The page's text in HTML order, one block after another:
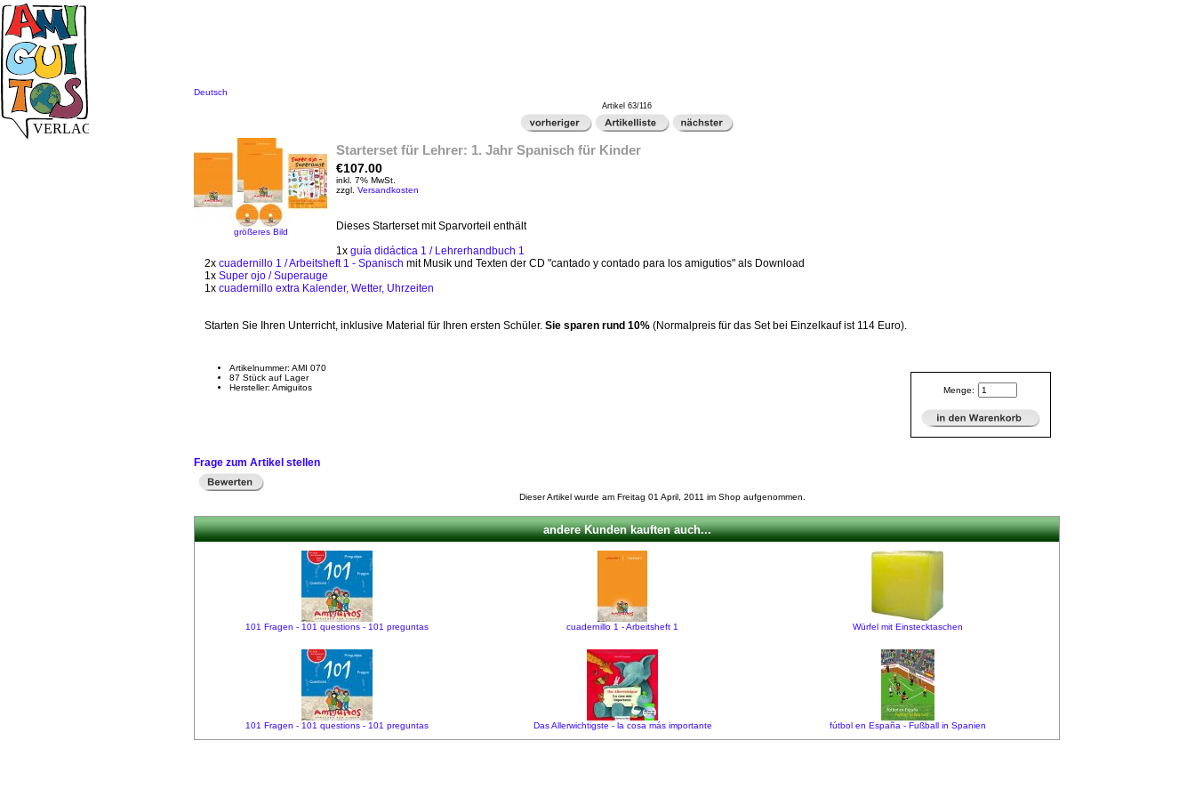
Deutsch
Artikel 63/116
größeres Bild
Starterset für Lehrer: 1. Jahr Spanisch für Kinder
€107.00
inkl. 7% MwSt.
zzgl. Versandkosten
Dieses Starterset mit Sparvorteil enthält
1x guía didáctica 1 / Lehrerhandbuch 1
2x cuadernillo 1 / Arbeitsheft 1 - Spanisch mit Musik und Texten der CD "cantado y contado para los amigutios" als Download
1x Super ojo / Superauge
1x cuadernillo extra Kalender, Wetter, Uhrzeiten
Starten Sie Ihren Unterricht, inklusive Material für Ihren ersten Schüler. Sie sparen rund 10% (Normalpreis für das Set bei Einzelkauf ist 114 Euro).
Menge:
Artikelnummer: AMI 070
87 Stück auf Lager
Hersteller: Amiguitos
Frage zum Artikel stellen
Dieser Artikel wurde am Freitag 01 April, 2011 im Shop aufgenommen.
andere Kunden kauften auch...
101 Fragen - 101 questions - 101 preguntas cuadernillo 1 - Arbeitsheft 1 Würfel mit Einstecktaschen
101 Fragen - 101 questions - 101 preguntas Das Allerwichtigste - la cosa más importante fútbol en España - Fußball in Spanien